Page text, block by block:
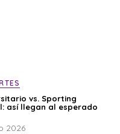
vs. Sporting
así llegan al esperado
2026